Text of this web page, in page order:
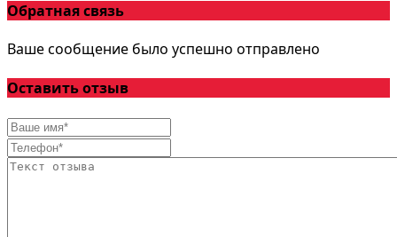
Обратная связь
Ваше сообщение было успешно отправлено
Оставить отзыв